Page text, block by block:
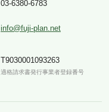
03-6380-6783
info@fuji-plan.net
T9030001093263
適格請求書発行事業者登録番号